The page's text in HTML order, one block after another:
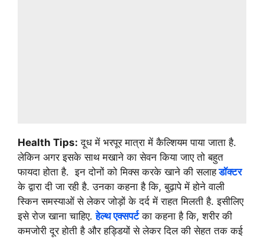
Health Tips: दूध में भरपूर मात्रा में कैल्शियम पाया जाता है.
लेकिन अगर इसके साथ मखाने का सेवन किया जाए तो बहुत
फायदा होता है. इन दोनों को मिक्स करके खाने की सलाहडॉक्टर
के द्वारा दी जा रही है. उनका कहना है कि, बुढ़ापे में होने वाली
स्किन समस्याओं से लेकर जोड़ों के दर्द में राहत मिलती है. इसीलिए
इसे रोज खाना चाहिए.हेल्थ एक्सपर्ट का कहना है कि, शरीर की
कमजोरी दूर होती है और हड्डियों से लेकर दिल की सेहत तक कई